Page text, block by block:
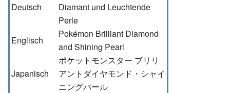
Deutsch
Diamant und Leuchtende
Perle
Englisch
Pokémon Brilliant Diamond
and Shining Pearl
Japanisch
ポケットモンスター ブリリ
アントダイヤモンド・シャイ
ニングパール